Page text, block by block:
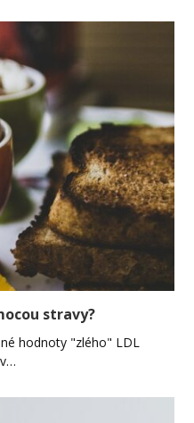
stravy?
hodnoty "zlého" LDL